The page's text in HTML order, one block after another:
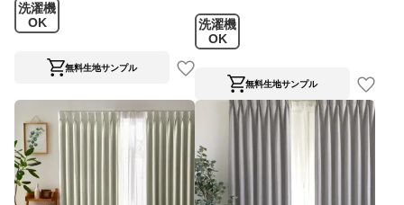
洗濯機
OK
無料生地サンプル
洗濯機
OK
無料生地サンプル